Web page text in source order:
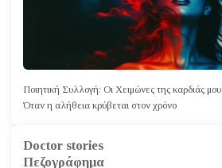
Ποιητική Συλλογή: Οι Χειμώνες της καρδιάς μου
Όταν η αλήθεια κρύβεται στον χρόνο
Doctor stories
Πεζογράφημα